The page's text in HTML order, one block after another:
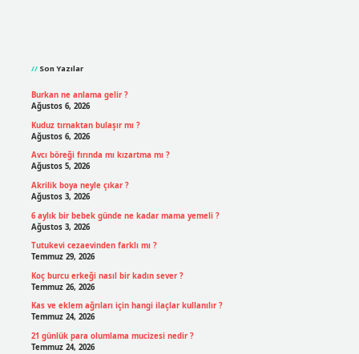
Son Yazılar
Burkan ne anlama gelir ?
Ağustos 6, 2026
Kuduz tırnaktan bulaşır mı ?
Ağustos 6, 2026
Avcı böreği fırında mı kızartma mı ?
Ağustos 5, 2026
Akrilik boya neyle çıkar ?
Ağustos 3, 2026
6 aylık bir bebek günde ne kadar mama yemeli ?
Ağustos 3, 2026
Tutukevi cezaevinden farklı mı ?
Temmuz 29, 2026
Koç burcu erkeği nasıl bir kadın sever ?
Temmuz 26, 2026
Kas ve eklem ağrıları için hangi ilaçlar kullanılır ?
Temmuz 24, 2026
21 günlük para olumlama mucizesi nedir ?
Temmuz 24, 2026